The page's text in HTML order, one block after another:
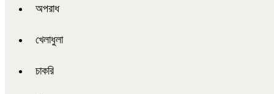
অপরাধ
খেলাধুলা
চাকরি